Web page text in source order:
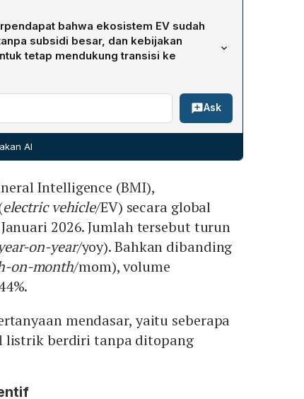
atau penghentian subsidi pemerintah yang
Tanpa dukungan fiskal, konsumen beralih ke
masih lebih murah, sehingga permintaan EV
2023 menurunkan harga jual EV buatan atau
model dan membuatnya kompetitif dengan
D. Sugiarto menilai kontribusi insentif tersebut
Kekhawatirannya adalah sensitivitas harga
yang sudah ada. Jika permintaan domestik
dapat menghadapi surplus dan tekanan
bahwa ekosistem EV sudah
subsidi besar, dan kebijakan
tetap mendukung transisi ke
bahwa PP 55/2019 telah memberikan payung
produsen berkomitmen membangun
dan pilihan sudah tersedia. Pemerintah
Alternatif yang diusulkan meliputi cukai emisi
produksi dalam negeri agar kendaraan listrik
Ask
AI
Intelligence (BMI),
electric vehicle/EV) secara global
2026. Jumlah tersebut turun
on-year/yoy). Bahkan dibanding
on-month/mom), volume
mendasar, yaitu seberapa
listrik berdiri tanpa ditopang